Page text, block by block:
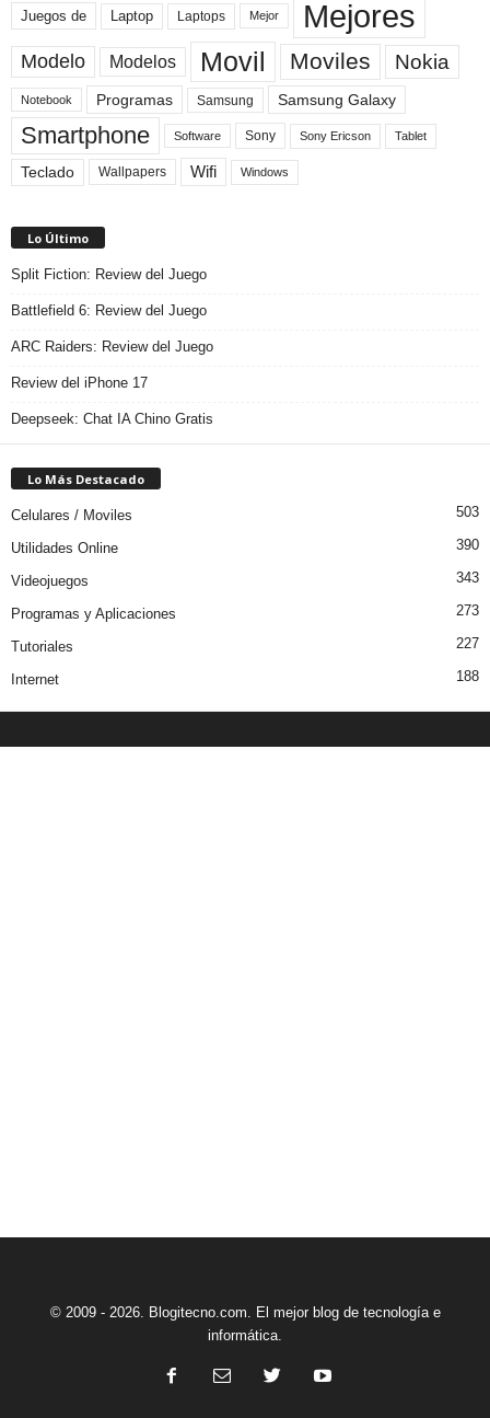
Juegos de Laptop Laptops Mejor Mejores
Modelo Modelos Movil Moviles Nokia
Notebook Programas Samsung Samsung Galaxy
Smartphone Software Sony Sony Ericson Tablet
Teclado Wallpapers Wifi Windows
Lo Último
Split Fiction: Review del Juego
Battlefield 6: Review del Juego
ARC Raiders: Review del Juego
Review del iPhone 17
Deepseek: Chat IA Chino Gratis
Lo Más Destacado
Celulares / Moviles 503
Utilidades Online 390
Videojuegos 343
Programas y Aplicaciones 273
Tutoriales 227
Internet 188
© 2009 - 2026. Blogitecno.com. El mejor blog de tecnología e
informática.